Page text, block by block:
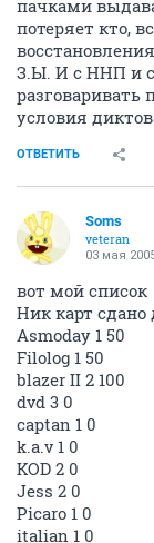
пачками
потеряет кто,
З.Ы. И с ННП и
разговаривать
условия
ОТВЕТИТЬ
Soms
veteran
03 мая
вот мой список
Ник карт сдано
Asmoday 1 50
Filolog 1 50
blazer II 2 100
dvd 3 0
captan 1 0
k.a.v 1 0
KOD 2 0
Jess 2 0
Picaro 1 0
italian 1 0